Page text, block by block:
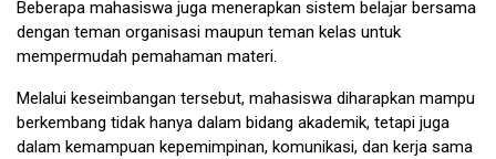
Beberapa mahasiswa juga menerapkan sistem belajar bersama
dengan teman organisasi maupun teman kelas untuk
mempermudah pemahaman materi.
Melalui keseimbangan tersebut, mahasiswa diharapkan mampu
berkembang tidak hanya dalam bidang akademik, tetapi juga
dalam kemampuan kepemimpinan, komunikasi, dan kerja sama